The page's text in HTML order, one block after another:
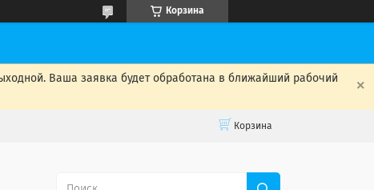
Корзина
Ваша заявка будет обработана в ближайший рабочий
Корзина